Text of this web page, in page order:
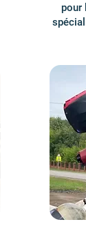
pour